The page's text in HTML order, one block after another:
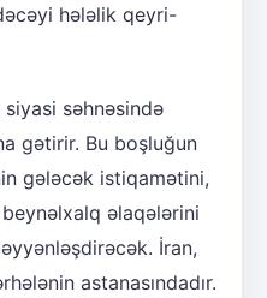
hələlik qeyri-
siyasi səhnəsində
gətirir. Bu boşluğun
gələcək istiqamətini,
əlaqələrini
İran,
astanasındadır.